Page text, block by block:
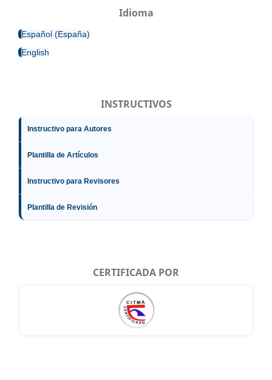
Idioma
Español (España)
English
INSTRUCTIVOS
Instructivo para Autores
Plantilla de Artículos
Instructivo para Revisores
Plantilla de Revisión
CERTIFICADA POR